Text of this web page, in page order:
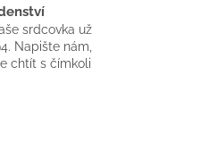
srdcovka už
Napište nám,
chtít s čímkoli